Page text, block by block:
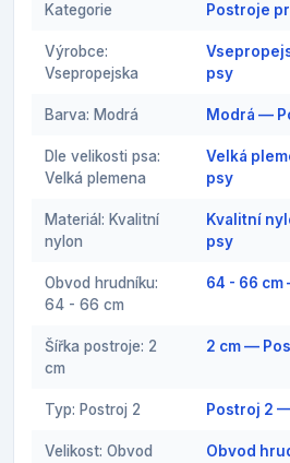
Kategorie Postroje
Výrobce:
Vsepropejska
psy
Barva: Modrá Modrá —
Dle velikosti psa:
Velká plemena
Velká
psy
Materiál: Kvalitní
nylon
Kvalitní
psy
Obvod hrudníku:
64 - 66 cm
64 - 66
Šířka postroje: 2
cm
2 cm —
Typ: Postroj 2 Postroj 2
Velikost: Obvod
Obvod